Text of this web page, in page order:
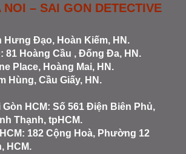
– SAI GON DETECTIVE
Hưng Đạo, Hoàn Kiếm, HN.
81 Hoàng Cầu , Đống Đa, HN.
Place, Hoàng Mai, HN.
Hùng, Cầu Giấy, HN.
HCM: Số 561 Điện Biên Phủ,
Thạnh, tpHCM.
182 Cộng Hoà, Phường 12
HCM.